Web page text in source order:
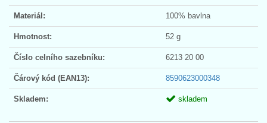
Materiál: 100% bavlna
Hmotnost: 52 g
Číslo celního sazebníku: 6213 20 00
Čárový kód (EAN13): 8590623000348
Skladem: skladem